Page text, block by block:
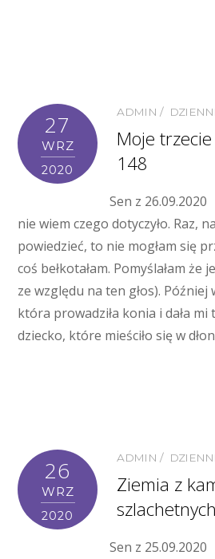
27
WRZ
2020
ADMIN
Moje
148
Sen z
nie wiem czego dotyczyło. Raz,
powiedzieć, to nie mogłam się
coś bełkotałam. Pomyślałam że
ze względu na ten głos). Później
która prowadziła konia i dała mi
dziecko, które mieściło się w
26
WRZ
2020
ADMIN
Ziemia z
Sen z